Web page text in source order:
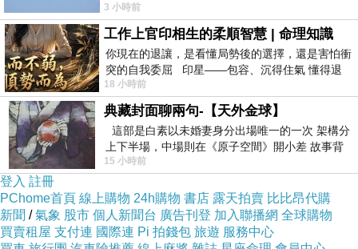
格證明。
無論您需要的是國內還是國外的相關文件，
我們都能以專業的態度和高效的速度，為您
提供滿意的服務。
為什麼選擇我們？
合法與專業：我們的服務遵循合法規範，確
保文件真實有效，讓您無後顧之憂。
快速高效：深知時間對於成功的重要性，我
們以最快的速度完成您的需求。
資料保密：我們非常重視客戶的隱私，採取
有戰懼等候審判和那燒滅眾敵人的烈火
3 小時前
工作上官印相生的柔順智慧 | 命理知識
你現在的退讓，是看懂局勢後的選擇，還是害怕衝
突的自我委屈 印星——包容、沉得住氣 懂得退
一步觀察，不會
18 小時前
典藏封面聊兩句-【天外金球】
這部是白素以未婚妻身分出場唯一的一次 架構分
上下半場，中場則在《原子空間》開小差 故事背
景影射西藏境外流亡 地下組織
15 小時前
登入 註冊
PChome首頁 線上購物 24h購物 書店 露天拍賣 比比昂代購
新聞 /氣象 股市 個人新聞台 廣告刊登 加入聯播網 全球購物
買賣租屋 支付連 國際連 Pi 拍錢包 旅遊 服務中心